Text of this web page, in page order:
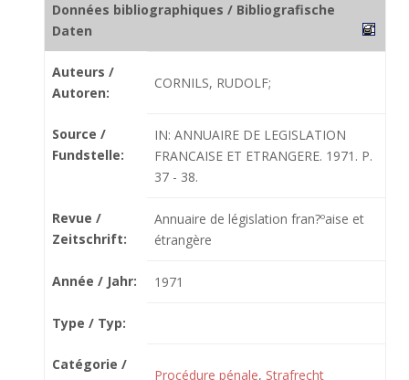
Données bibliographiques / Bibliografische
Daten
Auteurs /
Autoren:
CORNILS, RUDOLF;
Source /
Fundstelle:
IN: ANNUAIRE DE LEGISLATION
FRANCAISE ET ETRANGERE. 1971. P.
37 - 38.
Revue /
Zeitschrift:
Annuaire de législation fran?ºaise et
étrangère
Année / Jahr: 1971
Type / Typ:
Catégorie /
Procédure pénale, Strafrecht